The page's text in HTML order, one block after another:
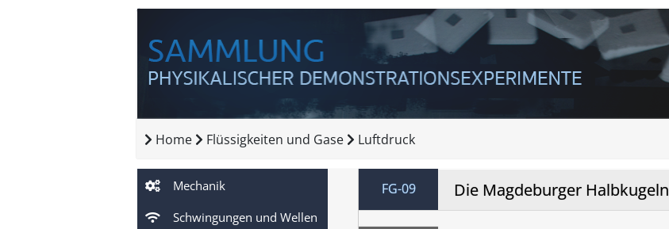
Home Flüssigkeiten und Gase Luftdruck
Mechanik
Schwingungen und Wellen
FG-09 Die Magdeburger Halbkugeln